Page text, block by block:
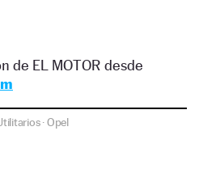
de EL MOTOR desde
·Opel